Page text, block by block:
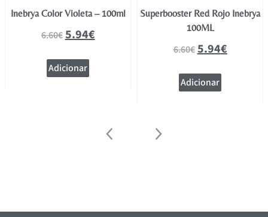
Inebrya Color Violeta – 100ml
6.60€5.94€
Adicionar
Superbooster Red Rojo Inebrya
100ML
6.60€5.94€
Adicionar